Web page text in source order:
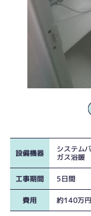
設備機器
システム
ガス浴
工事期間 5日間
費用 約140万円